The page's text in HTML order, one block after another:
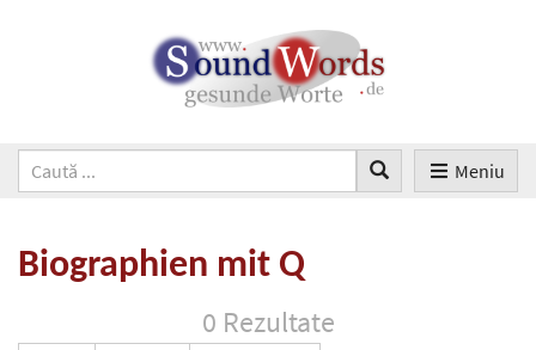
Meniu
Biographien mit Q
0 Rezultate